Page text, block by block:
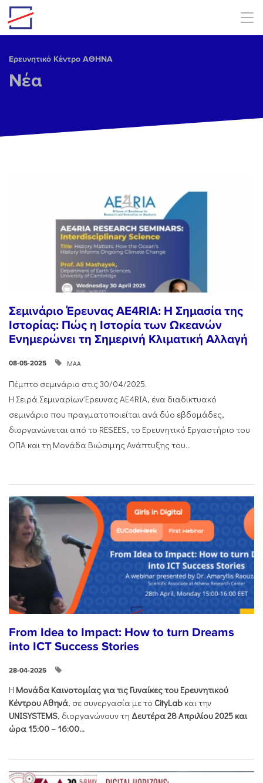
Skip to main content
Ερευνητικό Κέντρο ΑΘΗΝΑ
Νέα
Σεμινάριο Έρευνας AE4RIA: Η Σημασία της
Ιστορίας: Πώς η Ιστορία των Ωκεανών
Ενημερώνει τη Σημερινή Κλιματική Αλλαγή
08-05-2025 ΜΑΑ
Πέμπτο σεμινάριο στις 30/04/2025.
Η Σειρά Σεμιναρίων Έρευνας AE4RIA, ένα διαδικτυακό
σεμινάριο που πραγματοποιείται ανά δύο εβδομάδες,
διοργανώνεται από το RESEES, το Ερευνητικό Εργαστήριο του
ΟΠΑ και τη Μονάδα Βιώσιμης Ανάπτυξης του...
From Idea to Impact: How to turn Dreams
into ICT Success Stories
28-04-2025
Η Μονάδα Καινοτομίας για τις Γυναίκες του Ερευνητικού
Κέντρου Αθηνά, σε συνεργασία με το CityLab και την
UNISYSTEMS, διοργανώνουν τη Δευτέρα 28 Απριλίου 2025 και
ώρα 15:00 – 16:00...